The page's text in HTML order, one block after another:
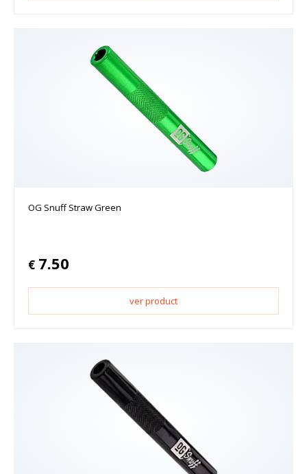
OG Snuff Straw Green
€ 7.50
ver product